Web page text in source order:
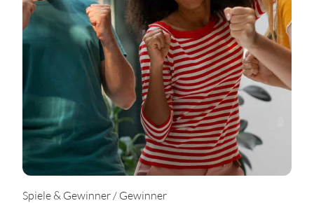
Spiele & Gewinner / Gewinner